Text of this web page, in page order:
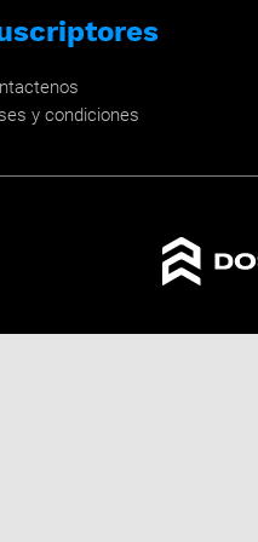
y condiciones